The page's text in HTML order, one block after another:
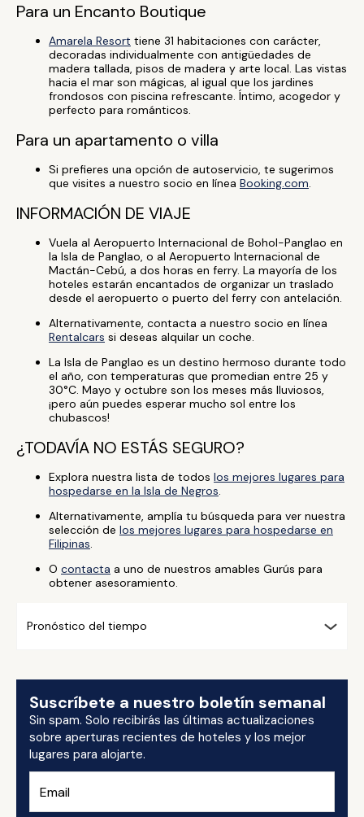
Para un Encanto Boutique
Amarela Resort tiene 31 habitaciones con carácter,
decoradas individualmente con antigüedades de
madera tallada, pisos de madera y arte local. Las vistas
hacia el mar son mágicas, al igual que los jardines
frondosos con piscina refrescante. Íntimo, acogedor y
perfecto para románticos.
Para un apartamento o villa
Si prefieres una opción de autoservicio, te sugerimos
que visites a nuestro socio en línea Booking.com.
INFORMACIÓN DE VIAJE
Vuela al Aeropuerto Internacional de Bohol-Panglao en
la Isla de Panglao, o al Aeropuerto Internacional de
Mactán-Cebú, a dos horas en ferry. La mayoría de los
hoteles estarán encantados de organizar un traslado
desde el aeropuerto o puerto del ferry con antelación.
Alternativamente, contacta a nuestro socio en línea
Rentalcars si deseas alquilar un coche.
La Isla de Panglao es un destino hermoso durante todo
el año, con temperaturas que promedian entre 25 y
30°C. Mayo y octubre son los meses más lluviosos,
¡pero aún puedes esperar mucho sol entre los
chubascos!
¿TODAVÍA NO ESTÁS SEGURO?
Explora nuestra lista de todos los mejores lugares para
hospedarse en la Isla de Negros.
Alternativamente, amplía tu búsqueda para ver nuestra
selección de los mejores lugares para hospedarse en
Filipinas.
O contacta a uno de nuestros amables Gurús para
obtener asesoramiento.
Pronóstico del tiempo
Suscríbete a nuestro boletín semanal
Sin spam. Solo recibirás las últimas actualizaciones
sobre aperturas recientes de hoteles y los mejor
lugares para alojarte.